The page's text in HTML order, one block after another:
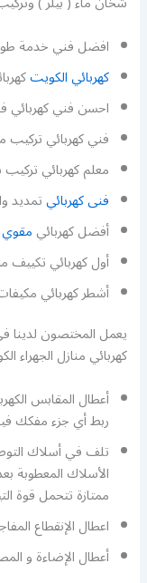
افضل فني خدمة
كهربائي الكويت
احسن فني كهربائي
فني كهربائي تركيب
معلم كهربائي
فنى كهربائيتمديد
أفضل كهربائي
أول كهربائي
أشطر كهربائي
يعمل المختصون لدينا
كهربائي منازل الجهراء
أعطال المقابس
ربط أي جزء مفكك
تلف في أسلاك
الأسلاك المعطوبة
ممتازة تتحمل قوة
اعطال الإنقطاع
أعطال الإضاءة و